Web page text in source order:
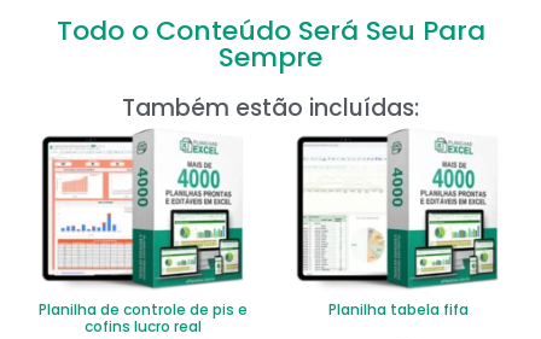
Todo o Conteúdo Será Seu Para
Sempre
Também estão incluídas:
Planilha de controle de pis e
cofins lucro real
Planilha tabela fifa